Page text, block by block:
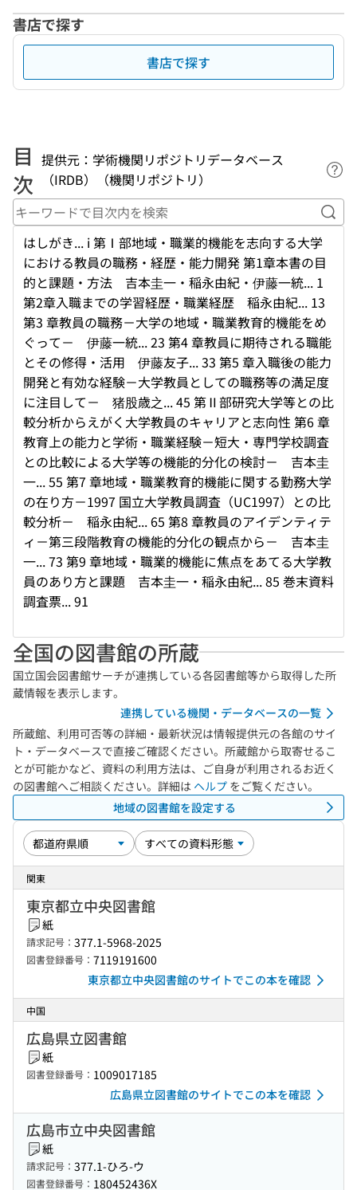
書店で探す
書店で探す
目
次
提供元：学術機関リポジトリデータベース
（IRDB）（機関リポジトリ）
ヘ
キ
はしがき... i 第Ⅰ部地域・職業的機能を志向する大学
における教員の職務・経歴・能力開発 第1章本書の目
的と課題・方法 吉本圭一・稲永由紀・伊藤一統... 1
第2章入職までの学習経歴・職業経歴 稲永由紀... 13
第3 章教員の職務－大学の地域・職業教育的機能をめ
ぐって－ 伊藤一統... 23 第4 章教員に期待される職能
とその修得・活用 伊藤友子... 33 第5 章入職後の能力
開発と有効な経験－大学教員としての職務等の満足度
に注目して－ 猪股歳之... 45 第Ⅱ部研究大学等との比
較分析からえがく大学教員のキャリアと志向性 第6 章
教育上の能力と学術・職業経験－短大・専門学校調査
との比較による大学等の機能的分化の検討－ 吉本圭
一... 55 第7 章地域・職業教育的機能に関する勤務大学
の在り方－1997 国立大学教員調査（UC1997）との比
較分析－ 稲永由紀... 65 第8 章教員のアイデンティテ
ィ－第三段階教育の機能的分化の観点から－ 吉本圭
一... 73 第9 章地域・職業的機能に焦点をあてる大学教
員のあり方と課題 吉本圭一・稲永由紀... 85 巻末資料
調査票... 91
全国の図書館の所蔵
国立国会図書館サーチが連携している各図書館等から取得した所
蔵情報を表示します。
連携している機関・データベースの一覧
所蔵館、利用可否等の詳細・最新状況は情報提供元の各館のサイ
ト・データベースで直接ご確認ください。所蔵館から取寄せるこ
とが可能かなど、資料の利用方法は、ご自身が利用されるお近く
の図書館へご相談ください。詳細は ヘルプ をご覧ください。
地域の図書館を設定する
関東
東京都立中央図書館
紙
請求記号： 377.1-5968-2025
図書登録番号： 7119191600
東京都立中央図書館のサイトでこの本を確認
中国
広島県立図書館
紙
図書登録番号： 1009017185
広島県立図書館のサイトでこの本を確認
広島市立中央図書館
紙
請求記号： 377.1-ひろ-ウ
図書登録番号： 180452436X